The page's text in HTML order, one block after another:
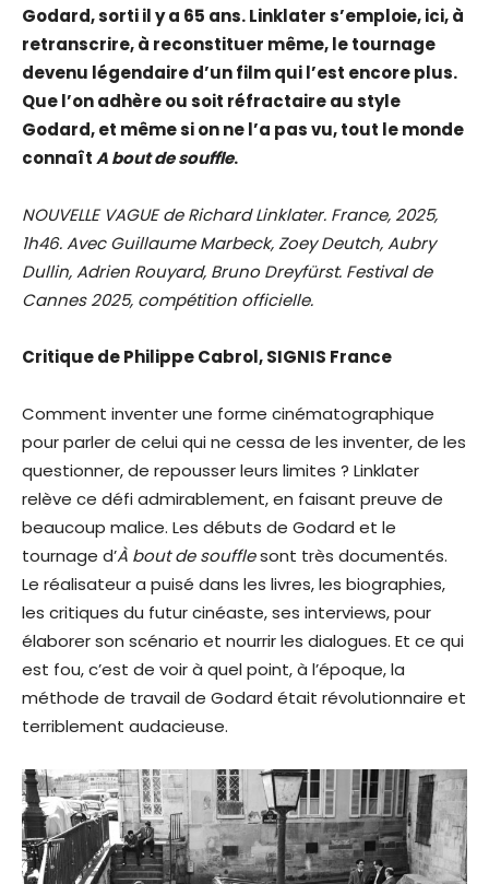
Godard, sorti il y a 65 ans. Linklater s’emploie, ici, à
retranscrire, à reconstituer même, le tournage
devenu légendaire d’un film qui l’est encore plus.
Que l’on adhère ou soit réfractaire au style
Godard, et même si on ne l’a pas vu, tout le monde
connaîtA bout de souffle.
NOUVELLE VAGUE de Richard Linklater. France, 2025,
1h46. Avec Guillaume Marbeck, Zoey Deutch, Aubry
Dullin, Adrien Rouyard, Bruno Dreyfürst. Festival de
Cannes 2025, compétition officielle.
Critique de Philippe Cabrol, SIGNIS France
Comment inventer une forme cinématographique
pour parler de celui qui ne cessa de les inventer, de les
questionner, de repousser leurs limites ? Linklater
relève ce défi admirablement, en faisant preuve de
beaucoup malice. Les débuts de Godard et le
tournage d’À bout de soufflesont très documentés.
Le réalisateur a puisé dans les livres, les biographies,
les critiques du futur cinéaste, ses interviews, pour
élaborer son scénario et nourrir les dialogues. Et ce qui
est fou, c’est de voir à quel point, à l’époque, la
méthode de travail de Godard était révolutionnaire et
terriblement audacieuse.